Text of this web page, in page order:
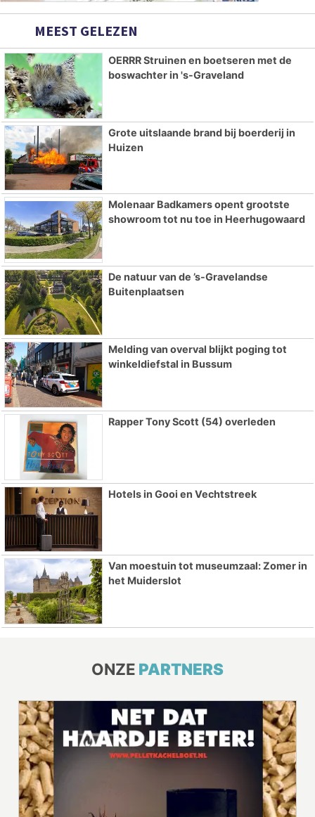
MEEST GELEZEN
OERRR Struinen en boetseren met de
boswachter in 's-Graveland
Grote uitslaande brand bij boerderij in
Huizen
Molenaar Badkamers opent grootste
showroom tot nu toe in Heerhugowaard
De natuur van de ’s-Gravelandse
Buitenplaatsen
Melding van overval blijkt poging tot
winkeldiefstal in Bussum
Rapper Tony Scott (54) overleden
Hotels in Gooi en Vechtstreek
Van moestuin tot museumzaal: Zomer in
het Muiderslot
ONZE PARTNERS